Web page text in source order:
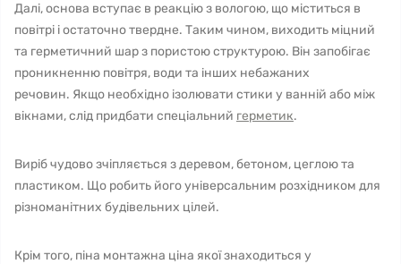
Далі, основа вступає в реакцію з вологою, що міститься в
повітрі і остаточно твердне. Таким чином, виходить міцний
та герметичний шар з пористою структурою. Він запобігає
проникненню повітря, води та інших небажаних
речовин. Якщо необхідно ізолювати стики у ванній або між
вікнами, слід придбати спеціальний герметик.
Виріб чудово зчіпляється з деревом, бетоном, цеглою та
пластиком. Що робить його універсальним розхідником для
різноманітних будівельних цілей.
Крім того, піна монтажна ціна якої знаходиться у